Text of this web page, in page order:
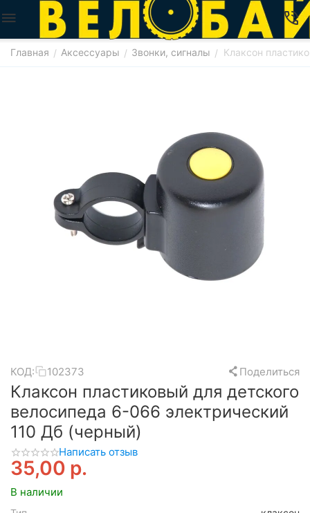
Главная / Аксессуары / Звонки, сигналы / Клаксон
КОД: 102373 Поделиться
Клаксон пластиковый для детского
велосипеда 6-066 электрический
110 Дб (черный)
Написать отзыв
35,00 р.
В наличии